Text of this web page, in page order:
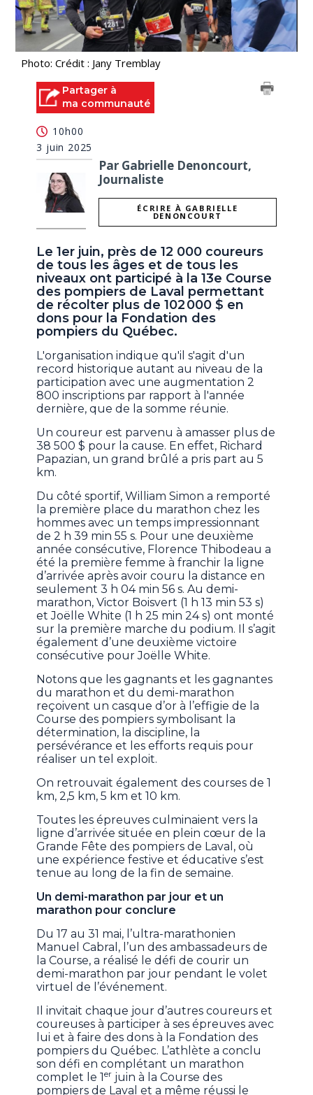
Photo: Crédit : Jany Tremblay
Partager à
ma communauté
10h00
3 juin 2025
Par Gabrielle Denoncourt,
Journaliste
ÉCRIRE À GABRIELLE
DENONCOURT
Le 1er juin, près de 12 000 coureurs
de tous les âges et de tous les
niveaux ont participé à la 13e Course
des pompiers de Laval permettant
de récolter plus de 102 000 $ en
dons pour la Fondation des
pompiers du Québec.
L'organisation indique qu'il s'agit d'un
record historique autant au niveau de la
participation avec une augmentation 2
800 inscriptions par rapport à l'année
dernière, que de la somme réunie.
Un coureur est parvenu à amasser plus de
38 500 $ pour la cause. En effet, Richard
Papazian, un grand brûlé a pris part au 5
km.
Du côté sportif, William Simon a remporté
la première place du marathon chez les
hommes avec un temps impressionnant
de 2 h 39 min 55 s. Pour une deuxième
année consécutive, Florence Thibodeau a
été la première femme à franchir la ligne
d’arrivée après avoir couru la distance en
seulement 3 h 04 min 56 s. Au demi-
marathon, Victor Boisvert (1 h 13 min 53 s)
et Joëlle White (1 h 25 min 24 s) ont monté
sur la première marche du podium. Il s’agit
également d’une deuxième victoire
consécutive pour Joëlle White.
Notons que les gagnants et les gagnantes
du marathon et du demi-marathon
reçoivent un casque d’or à l’effigie de la
Course des pompiers symbolisant la
détermination, la discipline, la
persévérance et les efforts requis pour
réaliser un tel exploit.
On retrouvait également des courses de 1
km, 2,5 km, 5 km et 10 km.
Toutes les épreuves culminaient vers la
ligne d’arrivée située en plein cœur de la
Grande Fête des pompiers de Laval, où
une expérience festive et éducative s’est
tenue au long de la fin de semaine.
Un demi-marathon par jour et un
marathon pour conclure
Du 17 au 31 mai, l’ultra-marathonien
Manuel Cabral, l’un des ambassadeurs de
la Course, a réalisé le défi de courir un
demi-marathon par jour pendant le volet
virtuel de l’événement.
Il invitait chaque jour d’autres coureurs et
coureuses à participer à ses épreuves avec
lui et à faire des dons à la Fondation des
pompiers du Québec. L’athlète a conclu
son défi en complétant un marathon
complet le 1er juin à la Course des
pompiers de Laval et a même réussi le